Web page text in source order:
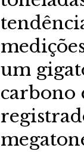
um
carbono